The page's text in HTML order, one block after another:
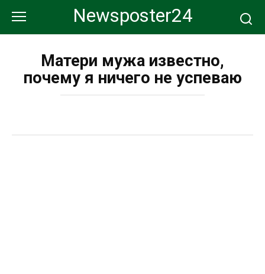
контенту
Newsposter24
Матери мужа известно,
почему я ничего не успеваю